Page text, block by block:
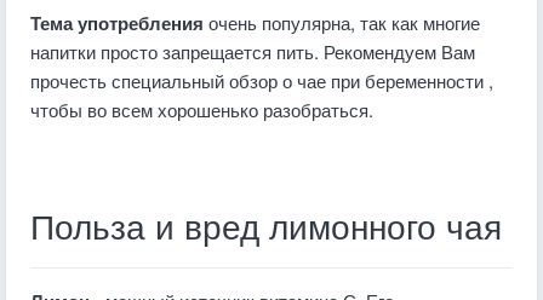
Тема употребления очень популярна, так как многие
напитки просто запрещается пить. Рекомендуем Вам
прочесть специальныйобзор о чае при беременности ,
чтобы во всем хорошенько разобраться.
Польза и вред лимонного чая